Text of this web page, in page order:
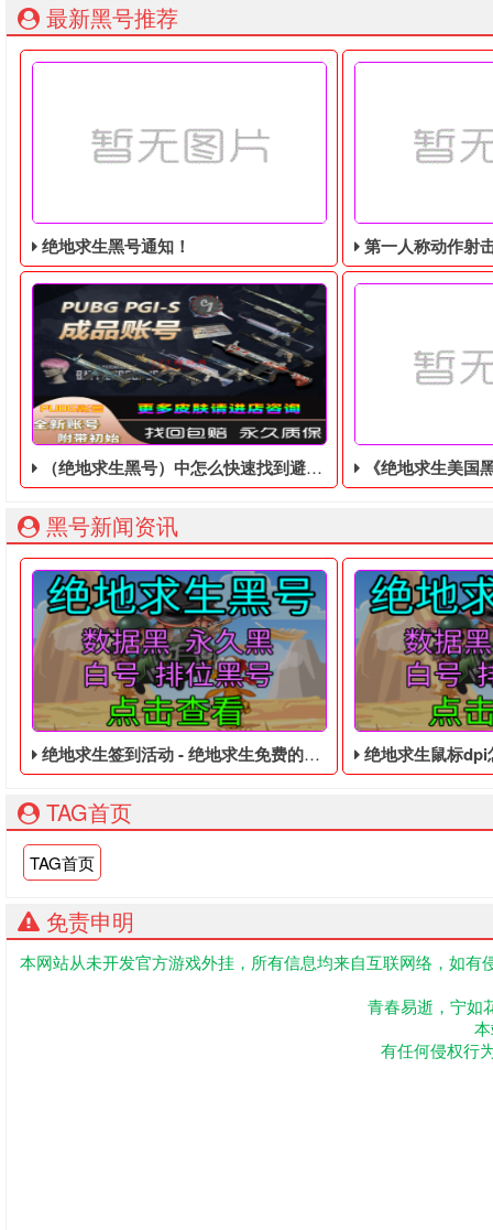
最新黑号推荐
绝地求生黑号通知！
绝地求生黑号： 质保时间内找回换号！ 绝地求生白号： 四无
第一人称动作射击游戏《绝地
2036年，世界上
（绝地求生黑号）中怎么快速找到避难所！
在这个绝地求生黑号中，你不仅要熟练地使用绝地求生中的
《绝地求生美国黑号
最近有消息称，电
黑号新闻资讯
绝地求生签到活动 - 绝地求生免费的数据黑号 绝地求生鼠标dpi怎么调
TAG首页
TAG首页
免责申明
本网站从未开发官方游戏外挂，所有信息均来自互联网络，如
青春易逝，宁如
有任何侵权行